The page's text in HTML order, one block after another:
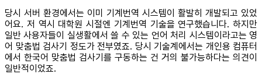
당시 서버 환경에서는 이미 기계번역 시스템이 활발히 개발되고 있었
어요. 저 역시 대학원 시절엔 기계번역 기술을 연구했습니다. 하지만
일반 사용자들이 실생활에서 쓸 수 있는 언어 처리 시스템이라고는 영
어 맞춤법 검사기 정도가 전부였죠. 당시 기술계에서는 개인용 컴퓨터
에서 한국어 맞춤법 검사기를 구동하는 건 거의 불가능하다는 의견이
일반적이었죠.